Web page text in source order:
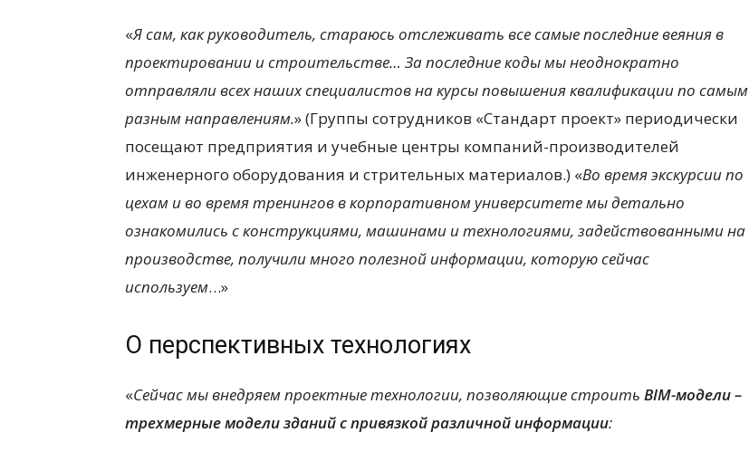
«Я сам, как руководитель, стараюсь отслеживать все самые последние веяния в
проектировании и строительстве… За последние коды мы неоднократно
отправляли всех наших специалистов на курсы повышения квалификации по самым
разным направлениям.» (Группы сотрудников «Стандарт проект» периодически
посещают предприятия и учебные центры компаний-производителей
инженерного оборудования и стрительных материалов.) «Во время экскурсии по
цехам и во время тренингов в корпоративном университете мы детально
ознакомились с конструкциями, машинами и технологиями, задействованными на
производстве, получили много полезной информации, которую сейчас
используем…»
О перспективных технологиях
«Сейчас мы внедряем проектные технологии, позволяющие строить BIM-модели –
трехмерные модели зданий с привязкой различной информации: